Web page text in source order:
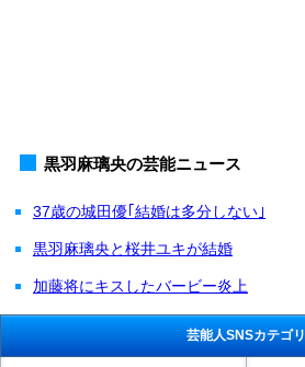
黒羽麻璃央の芸能ニュース
37歳の城田優｢結婚は多分しない｣
黒羽麻璃央と桜井ユキが結婚
加藤将にキスしたバービー炎上
芸能人SNSカテゴリ